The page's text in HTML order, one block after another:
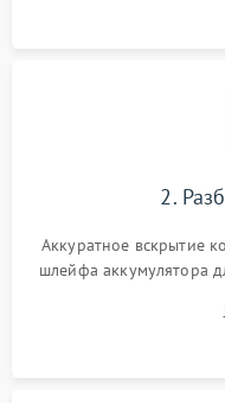
2.
Аккуратное вскрытие
шлейфа аккумулятора
высохшей